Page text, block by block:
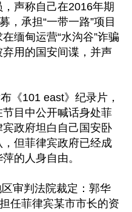
声称自己在2016年期
，承担“一带一路”项目
缅甸运营“水沟谷”诈骗
用的国安间谍，并声
《101 east》纪录片，
目中公开喊话身处菲
政府坦白自己国安卧
但菲律宾政府已经成
的人身自由。
审判法院裁定：郭华
任菲律宾某市市长的资